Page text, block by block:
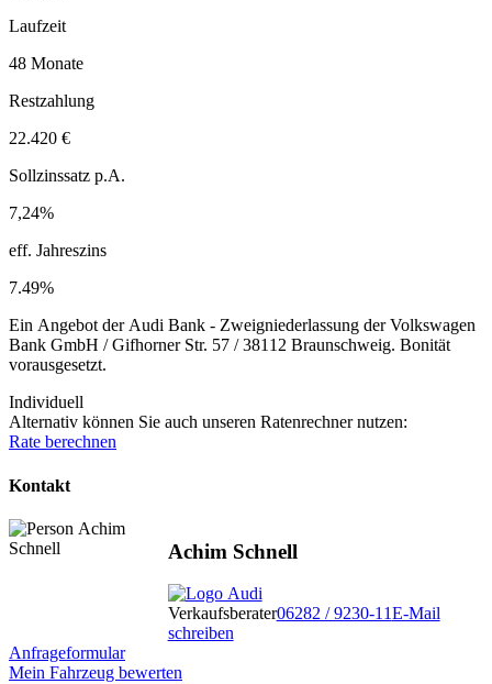
Laufzeit
48 Monate
Restzahlung
22.420 €
Sollzinssatz p.A.
7,24%
eff. Jahreszins
7.49%
Ein Angebot der Audi Bank - Zweigniederlassung der Volkswagen
Bank GmbH / Gifhorner Str. 57 / 38112 Braunschweig. Bonität
vorausgesetzt.
Individuell
Alternativ können Sie auch unseren Ratenrechner nutzen:
Rate berechnen
Kontakt
Achim Schnell
Verkaufsberater06282 / 9230-11E-Mail
schreiben
Anfrageformular
Mein Fahrzeug bewerten